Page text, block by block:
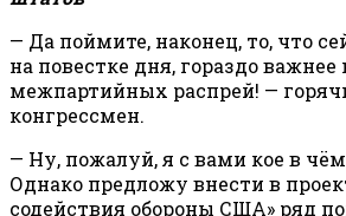
— Да поймите, наконец, то, что
на повестке дня, гораздо
межпартийных распрей! —
конгрессмен.
— Ну, пожалуй, я с вами кое в
Однако предложу внести в
содействия обороны США» ряд